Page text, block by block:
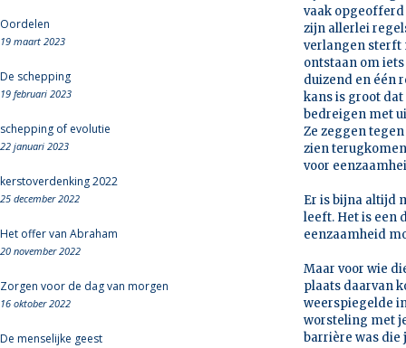
Oordelen
19 maart 2023
De schepping
19 februari 2023
schepping of evolutie
22 januari 2023
kerstoverdenking 2022
25 december 2022
Het offer van Abraham
20 november 2022
Zorgen voor de dag van morgen
16 oktober 2022
De menselijke geest
vaak opgeofferd
zijn allerlei
verlangen sterft
ontstaan om
duizend en één
kans is groot
bedreigen met
Ze zeggen
zien
voor
Er is bijna altijd
leeft. Het is een
eenzaamheid
Maar voor wie
plaats daarvan
weerspiegelde
worsteling met
barrière was die